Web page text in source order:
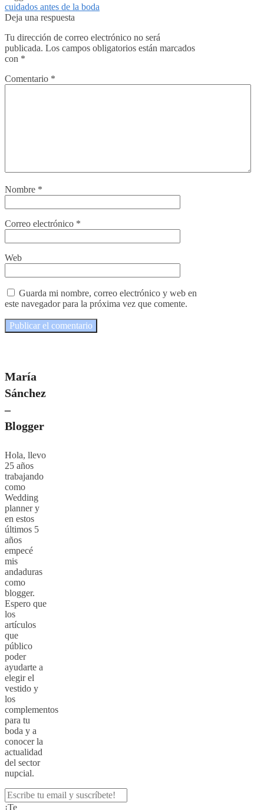
cuidados antes de la boda
Deja una respuesta
Tu dirección de correo electrónico no será
publicada. Los campos obligatorios están marcados
con *
Comentario *
Nombre *
Correo electrónico *
Web
Guarda mi nombre, correo electrónico y web en
este navegador para la próxima vez que comente.
María
Sánchez
–
Blogger
Hola, llevo
25 años
trabajando
como
Wedding
planner y
en estos
últimos 5
años
empecé
mis
andaduras
como
blogger.
Espero que
los
artículos
que
público
poder
ayudarte a
elegir el
vestido y
los
complementos
para tu
boda y a
conocer la
actualidad
del sector
nupcial.
¡Te